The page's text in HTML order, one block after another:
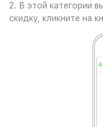
2. В этой категории
скидку, кликните на